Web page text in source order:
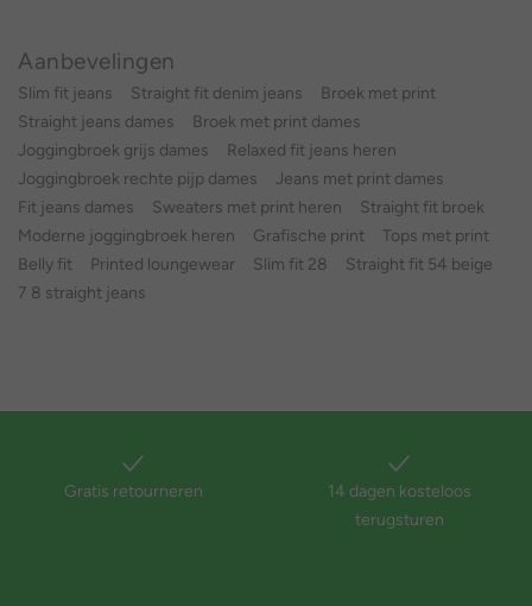
Aanbevelingen
Slim fit jeans Straight fit denim jeans
Broek met print
Straight jeans dames
Broek met print dames
Joggingbroek grijs dames
Relaxed fit jeans heren
Joggingbroek rechte pijp dames
Jeans met print dames
Fit jeans dames
Sweaters met print heren
Straight fit broek
Moderne joggingbroek heren
Grafische print
Tops met print
Belly fit
Printed loungewear Slim fit 28
Straight fit 54 beige
7 8 straight jeans
Gratis retourneren
14 dagen kosteloos
terugsturen